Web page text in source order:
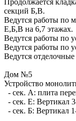
секций Б,В.
Ведутся работы по
Е,Б,В на 6,7 этажах.
Ведутся работы по
Ведутся работы по
Ведутся
Дом №5
Устройство
- сек. А: плита
- сек. Е: Вертикал
- сек. Б: Вертикал